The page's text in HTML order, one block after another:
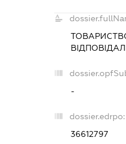
-
dossier.edrpo:
36612797